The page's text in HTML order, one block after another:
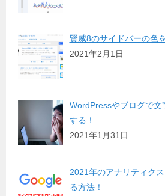
賢威8のサイドバーの色
2021年2月1日
WordPressやブログで
する！
2021年1月31日
2021年のアナリティク
る方法！